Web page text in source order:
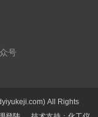
号
All Rights